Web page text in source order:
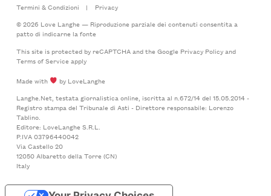
Termini & Condizioni |
Privacy
© 2026 Love Langhe — Riproduzione parziale dei contenuti consentita a
patto di indicarne la fonte
This site is protected by reCAPTCHA and the Google Privacy Policyand
Terms of Serviceapply
Made with
by LoveLanghe
Langhe.Net, testata giornalistica online, iscritta al n.672/14 del 15.05.2014 -
Registro stampa del Tribunale di Asti - Direttore responsabile: Lorenzo
Tablino.
Editore: LoveLanghe S.R.L.
P.IVA 03796440042
Via Castello 20
12050 Albaretto della Torre (CN)
Italy